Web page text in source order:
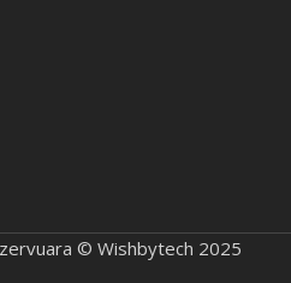
© Wishbytech 2025